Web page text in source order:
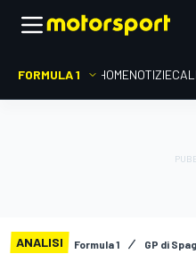
FORMULA 1 HOMENOTIZIE
ANALISI Formula 1 GP di